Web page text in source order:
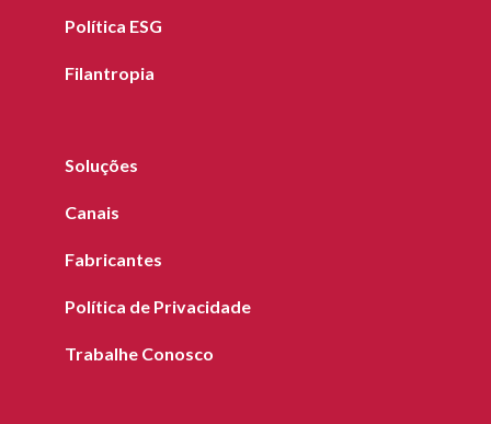
Política ESG
Filantropia
Soluções
Canais
Fabricantes
Política de Privacidade
Trabalhe Conosco